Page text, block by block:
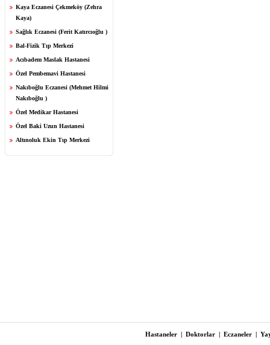
Kaya Eczanesi Çekmeköy (Zehra
Kaya)
Sağlık Eczanesi (Ferit Katırcıoğlu )
Bal-Fizik Tıp Merkezi
Acıbadem Maslak Hastanesi
Özel Pembemavi Hastanesi
Nakıboğlu Eczanesi (Mehmet Hilmi
Nakıboğlu )
Özel Medikar Hastanesi
Özel Baki Uzun Hastanesi
Altınoluk Ekin Tıp Merkezi
Hastaneler | Doktorlar | Eczaneler |